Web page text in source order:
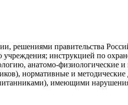
решениями правительства
инструкцией по
анатомо-физиологические
нормативные и
имеющими